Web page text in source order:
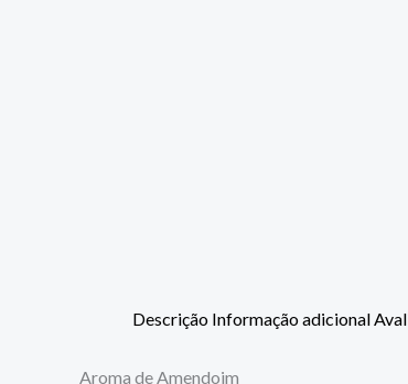
Descrição Informação adicional
Aroma de Amendoim